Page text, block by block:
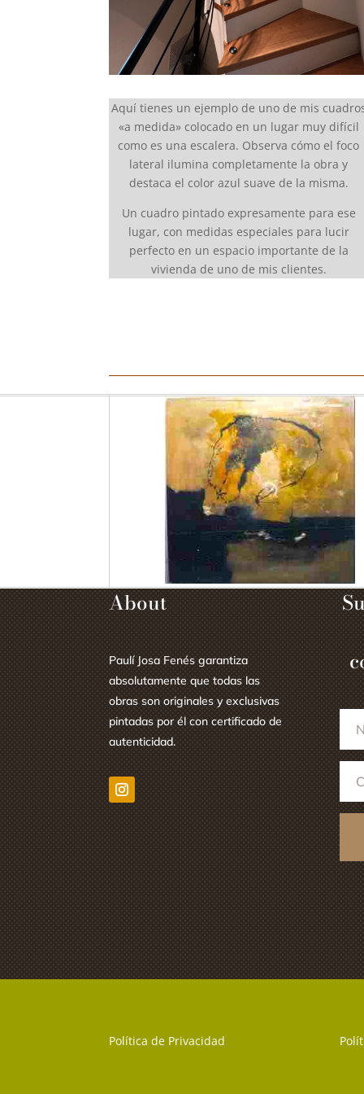
Aquí tienes un ejemplo de uno de mis
«a medida» colocado en un lugar muy difícil
como es una escalera. Observa cómo el foco
lateral ilumina completamente la obra y
destaca el color azul suave de la misma.
Un cuadro pintado expresamente para ese
lugar, con medidas especiales para lucir
perfecto en un espacio importante de la
vivienda de uno de mis clientes.
About
Paulí Josa Fenés garantiza
absolutamente que todas las
obras son originales y exclusivas
pintadas por él con certificado de
autenticidad.
Política de Privacidad